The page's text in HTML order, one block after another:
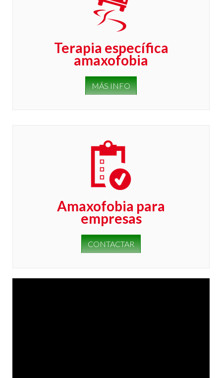
Terapia específica
amaxofobia
MÁS INFO
Amaxofobia para
empresas
CONTACTAR